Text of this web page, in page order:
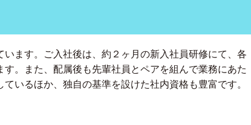
ます。ご入社後は、約２ヶ月の新入社員研修にて、各
。また、配属後も先輩社員とペアを組んで業務にあた
いるほか、独自の基準を設けた社内資格も豊富です。